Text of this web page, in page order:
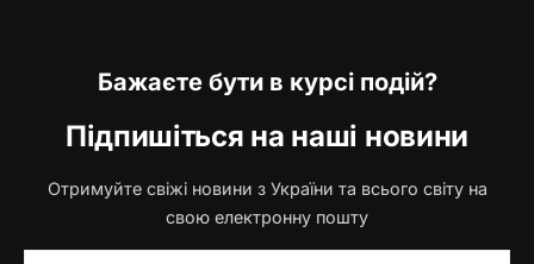
Бажаєте бути в курсі подій?
Підпишіться на наші новини
Отримуйте свіжі новини з України та всього світу на
свою електронну пошту